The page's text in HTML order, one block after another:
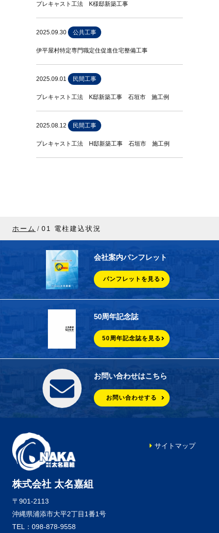
プレキャスト工法 K様邸新築工事
2025.09.30 公共工事
伊平屋村特定専門職定住促進住宅整備工事
2025.09.01 民間工事
プレキャスト工法 K邸新築工事 石垣市 施工例
2025.08.12 民間工事
プレキャスト工法 H邸新築工事 石垣市 施工例
ホーム 01 電柱建込状況
会社案内パンフレット
パンフレットを見る
50周年記念誌
50周年記念誌を見る
お問い合わせはこちら
お問い合わせする
株式会社 太名嘉組
〒901-2113
沖縄県浦添市大平2丁目1番1号
TEL：098-878-9558
サイトマップ